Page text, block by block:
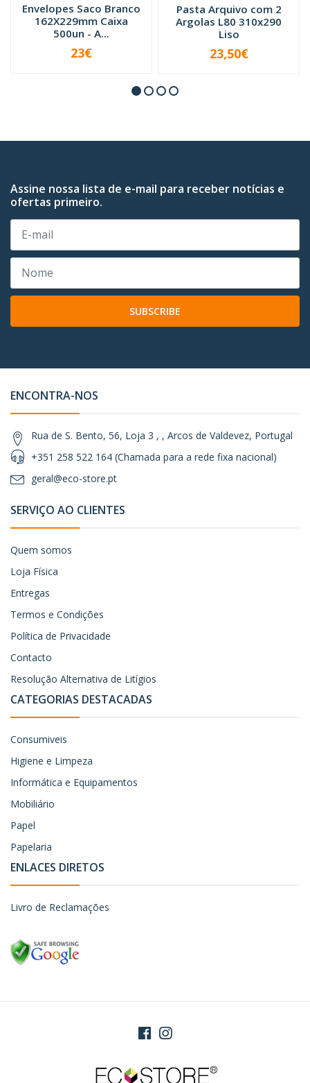
Envelopes Saco Branco
162X229mm Caixa
500un - A...
+
23€
Pasta Arquivo com 2
Argolas L80 310x290
Liso
VER OPÇÕES
23,50€
Assine nossa lista de e-mail para receber notícias e
ofertas primeiro.
SUBSCRIBE
ENCONTRA-NOS
Rua de S. Bento, 56, Loja 3 , , Arcos de Valdevez, Portugal
+351 258 522 164 (Chamada para a rede fixa nacional)
geral@eco-store.pt
SERVIÇO AO CLIENTES
Quem somos
Loja Física
Entregas
Termos e Condições
Política de Privacidade
Contacto
Resolução Alternativa de Litígios
CATEGORIAS DESTACADAS
Consumiveis
Higiene e Limpeza
Informática e Equipamentos
Mobiliário
Papel
Papelaria
ENLACES DIRETOS
Livro de Reclamações